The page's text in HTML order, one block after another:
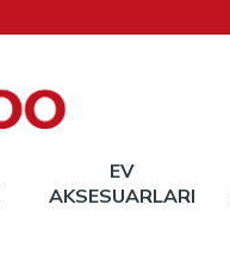
EV
AKSESUARLARI